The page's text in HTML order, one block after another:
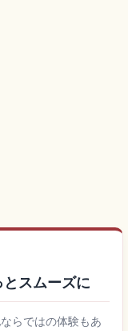
とスムーズに
らではの体験もあ